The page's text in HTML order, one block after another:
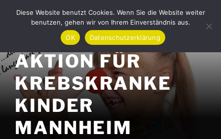
Inhalt
AKTION FÜR
KREBSKRANKE
KINDER
MANNHEIM
Diese Website benutzt Cookies. Wenn Sie die Website weiter
benutzen, gehen wir von Ihrem Einverständnis aus.
OK
Datenschutzerklärung